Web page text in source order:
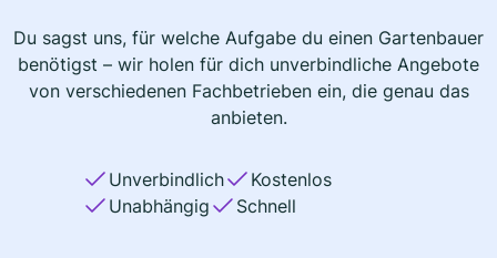
Du sagst uns, für welche Aufgabe du einen Gartenbauer
benötigst – wir holen für dich unverbindliche Angebote
von verschiedenen Fachbetrieben ein, die genau das
anbieten.
Unverbindlich
Kostenlos
Unabhängig
Schnell